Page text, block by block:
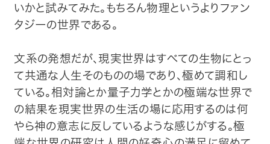
いかと試みてみた。もちろん物理というよりファン
タジーの世界である。
文系の発想だが、現実世界はすべての生物にとっ
て共通な人生そのものの場であり、極めて調和し
ている。相対論とか量子力学とかの極端な世界で
の結果を現実世界の生活の場に応用するのは何
やら神の意志に反しているような感じがする。極